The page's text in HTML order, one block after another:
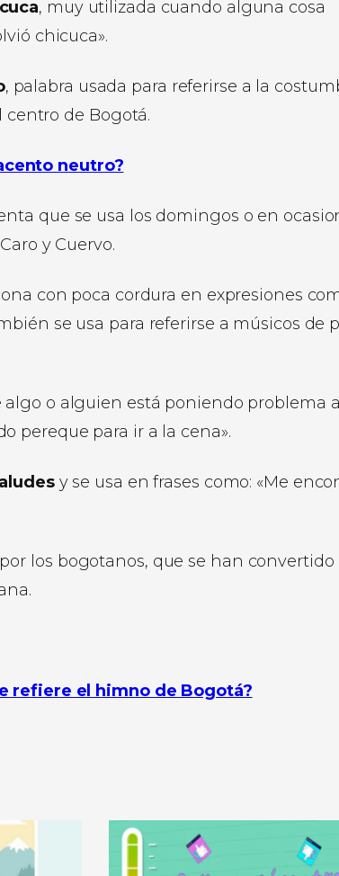
, muy utilizada cuando alguna cosa
chicuca».
, palabra usada para referirse a la
centro de Bogotá.
neutro?
que se usa los domingos o en
y Cuervo.
con poca cordura en expresiones
se usa para referirse a músicos de
o alguien está poniendo problema
pereque para ir a la cena».
y se usa en frases como: «Me
los bogotanos, que se han convertido
refiere el himno de Bogotá?